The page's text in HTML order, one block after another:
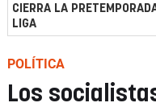
CIERRA LA
LIGA
POLÍTICA
Los